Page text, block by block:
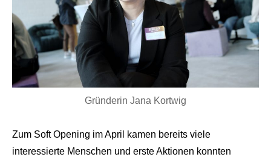
Gründerin Jana Kortwig
Zum Soft Opening im April kamen bereits viele
interessierte Menschen und erste Aktionen konnten